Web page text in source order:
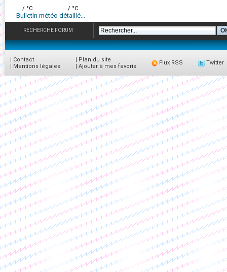
/ °C / °C
Bulletin météo détaillé...
RECHERCHE FORUM
| Contact
| Mentions légales
| Plan du site
| Ajouter à mes favoris
Flux RSS Twitter